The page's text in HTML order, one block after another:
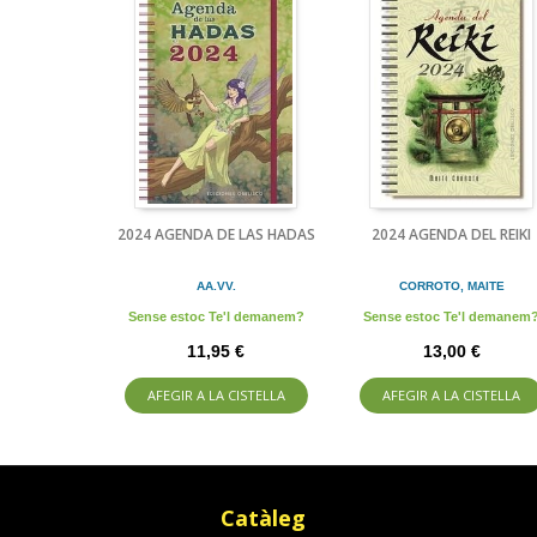
2024 AGENDA DE LAS HADAS
AA.VV.
Sense estoc Te'l demanem?
11,95 €
AFEGIR A LA CISTELLA
2024 AGENDA DEL REIKI
CORROTO, MAITE
Sense estoc Te'l demanem?
13,00 €
AFEGIR A LA CISTELLA
Catàleg